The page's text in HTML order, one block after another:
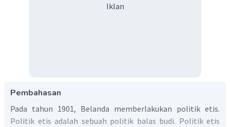
Iklan
Pembahasan
Pada tahun 1901, Belanda memberlakukan politik etis.
Politik etis adalah sebuah politik balas budi. Politik etis